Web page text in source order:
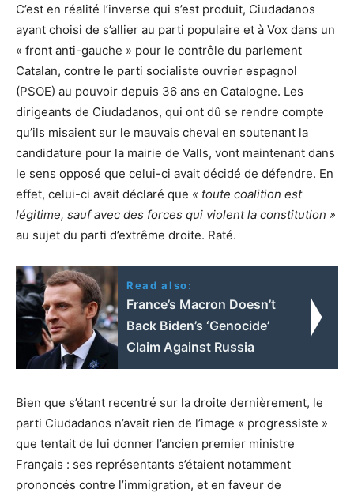
C’est en réalité l’inverse qui s’est produit, Ciudadanos
ayant choisi de s’allier au parti populaire et à Vox dans un
« front anti-gauche » pour le contrôle du parlement
Catalan, contre le parti socialiste ouvrier espagnol
(PSOE) au pouvoir depuis 36 ans en Catalogne. Les
dirigeants de Ciudadanos, qui ont dû se rendre compte
qu’ils misaient sur le mauvais cheval en soutenant la
candidature pour la mairie de Valls, vont maintenant dans
le sens opposé que celui-ci avait décidé de défendre. En
effet, celui-ci avait déclaré que « toute coalition est
légitime, sauf avec des forces qui violent la constitution »
au sujet du parti d’extrême droite. Raté.
Read also:
France’s Macron Doesn’t
Back Biden’s ‘Genocide’
Claim Against Russia
Bien que s’étant recentré sur la droite dernièrement, le
parti Ciudadanos n’avait rien de l’image « progressiste »
que tentait de lui donner l’ancien premier ministre
Français : ses représentants s’étaient notamment
prononcés contre l’immigration, et en faveur de